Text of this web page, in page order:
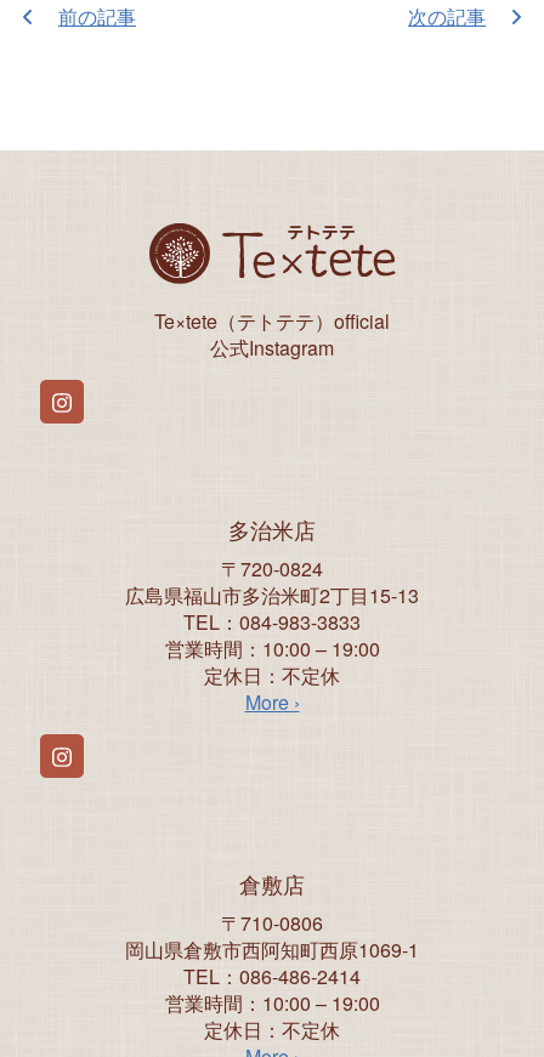
前の記事 次の記事
Te×tete（テトテテ）official
公式Instagram
Instagram
多治米店
〒720-0824
広島県福山市多治米町2丁目15-13
TEL：084-983-3833
営業時間：10:00 – 19:00
定休日：不定休
More ›
Instagram
倉敷店
〒710-0806
岡山県倉敷市西阿知町西原1069-1
TEL：086-486-2414
営業時間：10:00 – 19:00
定休日：不定休